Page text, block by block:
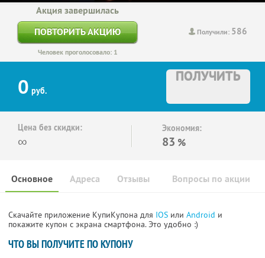
Получили: 586
Акция завершилась
ПОВТОРИТЬ АКЦИЮ
Человек проголосовало: 1
0 руб.
ПОЛУЧИТЬ
Цена без скидки:
∞
Экономия:
83 %
Основное Отзывы Вопросы по акции
Адреса
Скачайте приложение КупиКупона для IOS или Android и
покажите купон с экрана смартфона. Это удобно :)
ЧТО ВЫ ПОЛУЧИТЕ ПО КУПОНУ